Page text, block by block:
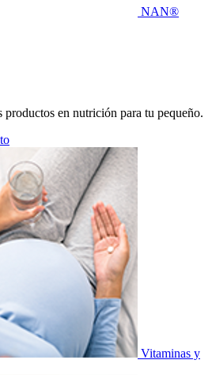
NAN®
productos en nutrición para tu pequeño.
Vitaminas y